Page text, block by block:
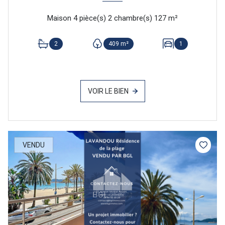
Maison 4 pièce(s) 2 chambre(s) 127 m²
2 409 m² 1
VOIR LE BIEN
VENDU